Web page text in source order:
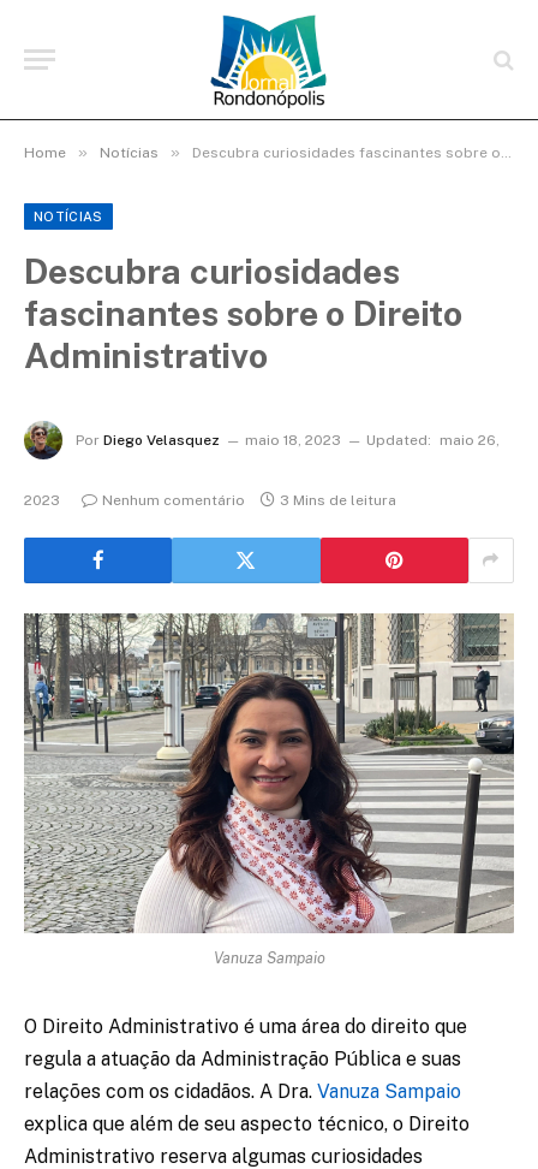
Home » Notícias » Descubra curiosidades fascinantes sobre o Direito Administrativo
NOTÍCIAS
Descubra curiosidades
fascinantes sobre o Direito
Administrativo
Por Diego Velasquez maio 18, 2023 Updated: maio 26,
2023 Nenhum comentário 3 Mins de leitura
Vanuza Sampaio
O Direito Administrativo é uma área do direito que
regula a atuação da Administração Pública e suas
relações com os cidadãos. A Dra. Vanuza Sampaio
explica que além de seu aspecto técnico, o Direito
Administrativo reserva algumas curiosidades